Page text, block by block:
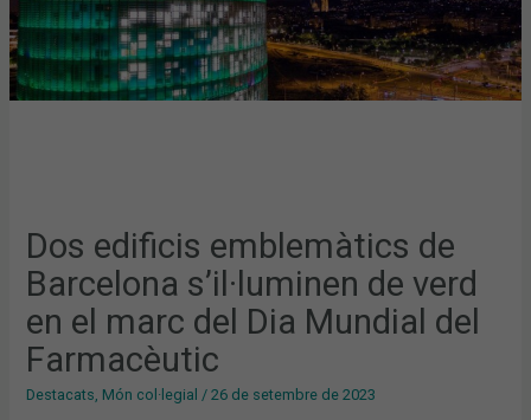
Dos edificis emblemàtics de
Barcelona s’il·luminen de verd
en el marc del Dia Mundial del
Farmacèutic
Destacats, Món col·legial /26 de setembre de 2023
EL
MARC
DEL
DIA
MUNDIAL
DEL
FARMACÈUTIC